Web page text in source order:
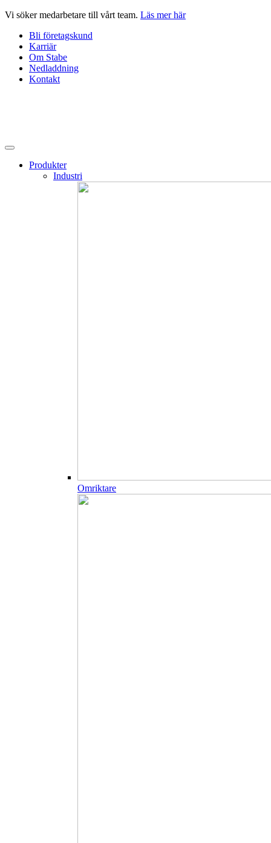
Hoppa
innehåll
Vi söker medarbetare till vårt team. Läs mer här
Bli företagskund
Karriär
Om Stabe
Nedladdning
Kontakt
Produkter
Industri
Omriktare